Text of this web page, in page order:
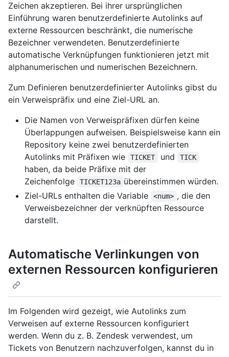
Zeichen akzeptieren. Bei ihrer ursprünglichen
Einführung waren benutzerdefinierte Autolinks auf
externe Ressourcen beschränkt, die numerische
Bezeichner verwendeten. Benutzerdefinierte
automatische Verknüpfungen funktionieren jetzt mit
alphanumerischen und numerischen Bezeichnern.
Zum Definieren benutzerdefinierter Autolinks gibst du
ein Verweispräfix und eine Ziel-URL an.
Die Namen von Verweispräfixen dürfen keine
Überlappungen aufweisen. Beispielsweise kann ein
Repository keine zwei benutzerdefinierten
Autolinks mit Präfixen wie
TICKET und TICK
haben, da beide Präfixe mit der
Zeichenfolge
TICKET123a übereinstimmen würden.
Ziel-URLs enthalten die Variable
<num> , die den
Verweisbezeichner der verknüpften Ressource
darstellt.
Automatische Verlinkungen von
externen Ressourcen konfigurieren
Im Folgenden wird gezeigt, wie Autolinks zum
Verweisen auf externe Ressourcen konfiguriert
werden. Wenn du z. B. Zendesk verwendest, um
Tickets von Benutzern nachzuverfolgen, kannst du in